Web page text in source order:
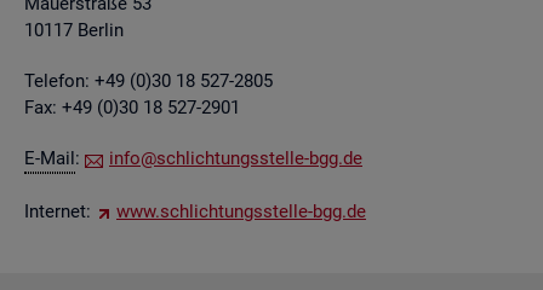
10117 Ber­lin
Te­le­fon: +49 (0)30 18 527-2805
Fax: +49 (0)30 18 527-2901
E-Mail: info@​sch​lich​tung​sste​lle-​bgg.​de
In­ter­net: www.​sch​lich​tung​sste​lle-​bgg.​de